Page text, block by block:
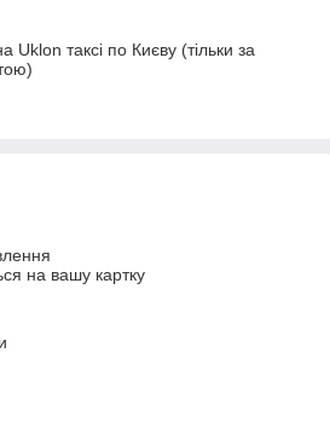
Uklon таксі по Києву (тільки за
на вашу картку